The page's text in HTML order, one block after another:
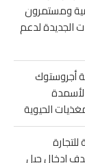
من 18 وكالة عالمية ومستمرون
الجديدة لدعم
أجروستوك
الأسمدة
إدخال جيل